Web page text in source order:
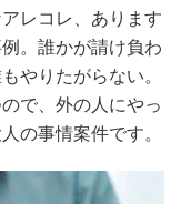
レコレ、あります
。誰かが請け負わ
やりたがらない。
で、外の人にやっ
の事情案件です。